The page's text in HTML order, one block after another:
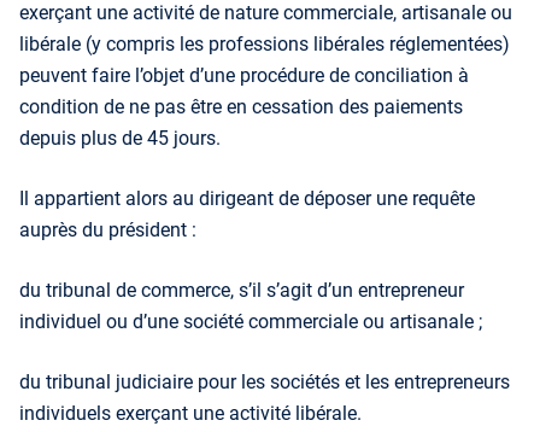
exerçant une activité de nature commer­ciale, artisanale ou
libérale (y compris les professions libérales réglementées)
peuvent faire l’objet d’une procédure de conciliation à
condition de ne pas être en cessation des paiements
depuis plus de 45 jours.
Il appartient alors au dirigeant de déposer une requête
auprès du président :
du tribunal de commerce, s’il s’agit d’un entrepreneur
individuel ou d’une société commerciale ou artisanale ;
du tribunal judiciaire pour les sociétés et les entre­preneurs
individuels exerçant une activité libérale.